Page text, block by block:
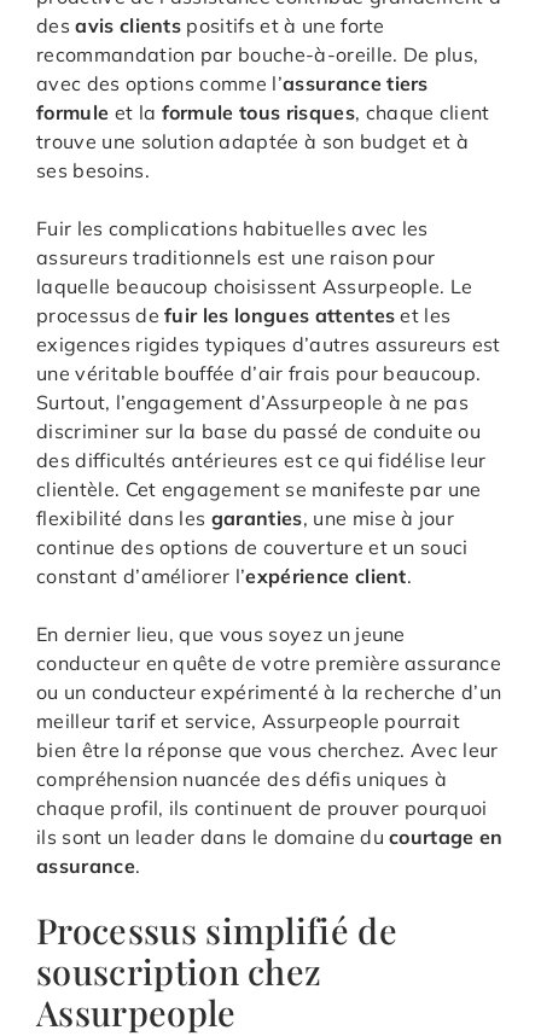
desavis clients positifs et à une forte
recommandation par bouche-à-oreille. De plus,
avec des options comme l’assurance tiers
formule et la formule tous risques, chaque client
trouve une solution adaptée à son budget et à
ses besoins.
Fuir les complications habituelles avec les
assureurs traditionnels est une raison pour
laquelle beaucoup choisissent Assurpeople. Le
processus defuir les longues attentes et les
exigences rigides typiques d’autres assureurs est
une véritable bouffée d’air frais pour beaucoup.
Surtout, l’engagement d’Assurpeople à ne pas
discriminer sur la base du passé de conduite ou
des difficultés antérieures est ce qui fidélise leur
clientèle. Cet engagement se manifeste par une
flexibilité dans les garanties, une mise à jour
continue des options de couverture et un souci
constant d’améliorer l’expérience client.
En dernier lieu, que vous soyez un jeune
conducteur en quête de votre première assurance
ou un conducteur expérimenté à la recherche d’un
meilleur tarif et service, Assurpeople pourrait
bien être la réponse que vous cherchez. Avec leur
compréhension nuancée des défis uniques à
chaque profil, ils continuent de prouver pourquoi
ils sont un leader dans le domaine ducourtage en
assurance.
Processus simplifié de
souscription chez
Assurpeople